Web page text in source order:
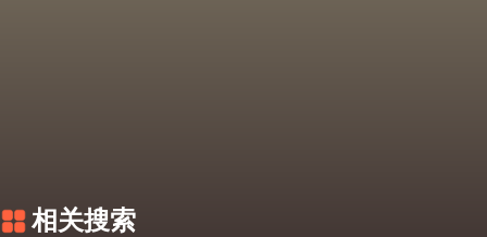
相关搜索